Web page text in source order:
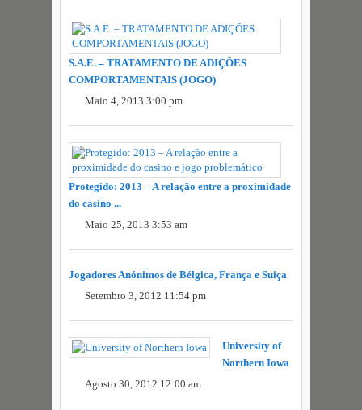
S.A.E. – TRATAMENTO DE ADIÇÕES
COMPORTAMENTAIS (JOGO)
Maio 4, 2013 3:00 pm
Protegido: 2013 – A relação entre a proximidade
do casino ...
Maio 25, 2013 3:53 am
Jogadores Anónimos de Bélgica, França e Suiça
Setembro 3, 2012 11:54 pm
University of
Northern Iowa
Agosto 30, 2012 12:00 am